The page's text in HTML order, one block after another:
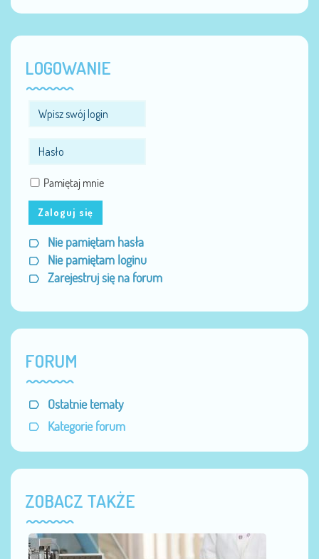
LOGOWANIE
Pamiętaj mnie
Zaloguj się
Nie pamiętam hasła
Nie pamiętam loginu
Zarejestruj się na forum
FORUM
Ostatnie tematy
Kategorie forum
ZOBACZ TAKŻE